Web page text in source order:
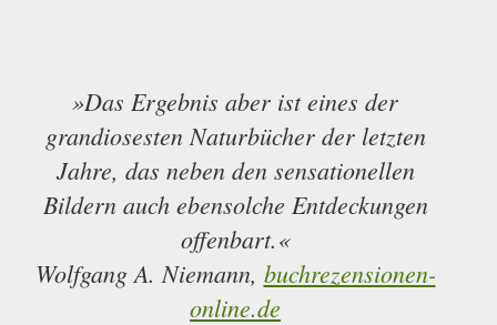
»Das Ergebnis aber ist eines der
grandiosesten Naturbücher der letzten
Jahre, das neben den sensationellen
Bildern auch ebensolche Entdeckungen
offenbart.«
Wolfgang A. Niemann, buchrezensionen-
online.de